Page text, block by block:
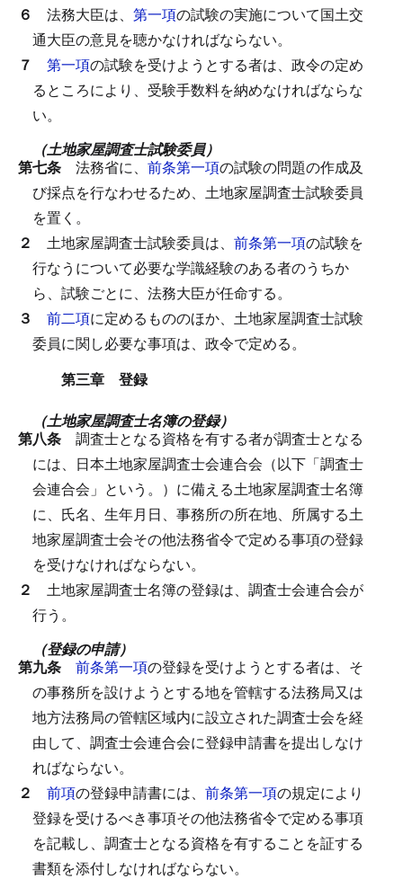
６ 法務大臣は、 第一項の試験の実施について国土交
通大臣の意見を聴かなければならない。
７ 第一項の試験を受けようとする者は、政令の定め
るところにより、受験手数料を納めなければならな
い。
（土地家屋調査士試験委員）
第七条 法務省に、 前条第一項の試験の問題の作成及
び採点を行なわせるため、土地家屋調査士試験委員
を置く。
２ 土地家屋調査士試験委員は、 前条第一項の試験を
行なうについて必要な学識経験のある者のうちか
ら、試験ごとに、法務大臣が任命する。
３ 前二項に定めるもののほか、土地家屋調査士試験
委員に関し必要な事項は、政令で定める。
第三章 登録
（土地家屋調査士名簿の登録）
第八条 調査士となる資格を有する者が調査士となる
には、日本土地家屋調査士会連合会（以下「調査士
会連合会」という。）に備える土地家屋調査士名簿
に、氏名、生年月日、事務所の所在地、所属する土
地家屋調査士会その他法務省令で定める事項の登録
を受けなければならない。
２ 土地家屋調査士名簿の登録は、調査士会連合会が
行う。
（登録の申請）
第九条 前条第一項の登録を受けようとする者は、そ
の事務所を設けようとする地を管轄する法務局又は
地方法務局の管轄区域内に設立された調査士会を経
由して、調査士会連合会に登録申請書を提出しなけ
ればならない。
２ 前項の登録申請書には、 前条第一項の規定により
登録を受けるべき事項その他法務省令で定める事項
を記載し、調査士となる資格を有することを証する
書類を添付しなければならない。